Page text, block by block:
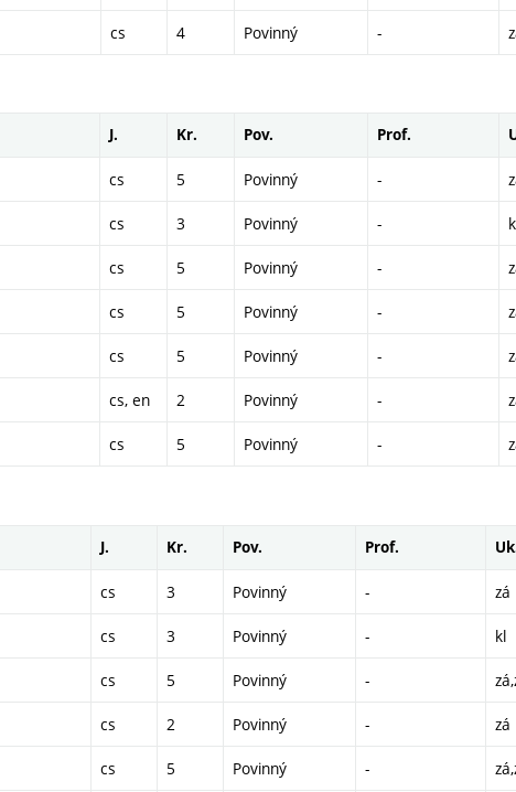
cs 4 Povinný -
J. Kr. Pov. Prof.
cs 5 Povinný -
cs 3 Povinný -
cs 5 Povinný -
cs 5 Povinný -
cs 5 Povinný -
cs, en 2 Povinný -
cs 5 Povinný -
J. Kr. Pov. Prof.
cs 3 Povinný - zá
cs 3 Povinný - kl
cs 5 Povinný -
cs 2 Povinný - zá
cs 5 Povinný -